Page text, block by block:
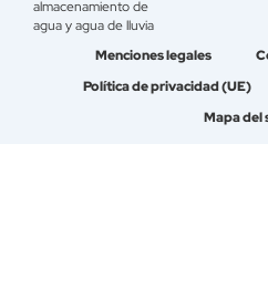
almacenamiento de
agua y agua de lluvia
Menciones legales
Política de privacidad (UE)
Mapa del